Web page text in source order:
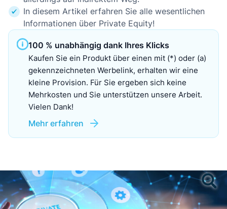
In diesem Artikel erfahren Sie alle wesentlichen
Informationen über Private Equity!
100 % unabhängig dank Ihres Klicks
Kaufen Sie ein Produkt über einen mit (*) oder (a)
gekennzeichneten Werbelink, erhalten wir eine
kleine Provision. Für Sie ergeben sich keine
Mehrkosten und Sie unterstützen unsere Arbeit.
Vielen Dank!
Mehr erfahren